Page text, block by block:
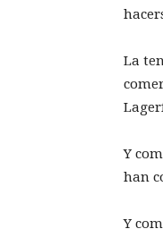
La
Y
han
Y